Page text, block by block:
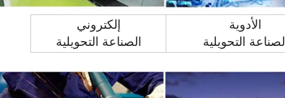
الأدوية
الصناعة التحويلية
إلكتروني
الصناعة التحويلية